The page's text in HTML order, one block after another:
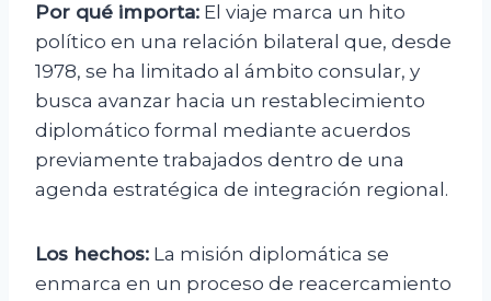
Por qué importa: El viaje marca un hito
político en una relación bilateral que, desde
1978, se ha limitado al ámbito consular, y
busca avanzar hacia un restablecimiento
diplomático formal mediante acuerdos
previamente trabajados dentro de una
agenda estratégica de integración regional.
Los hechos: La misión diplomática se
enmarca en un proceso de reacercamiento